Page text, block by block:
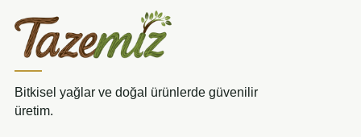
Bitkisel yağlar ve doğal ürünlerde güvenilir
üretim.